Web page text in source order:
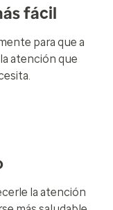
fácil
para que a
atención que
la atención